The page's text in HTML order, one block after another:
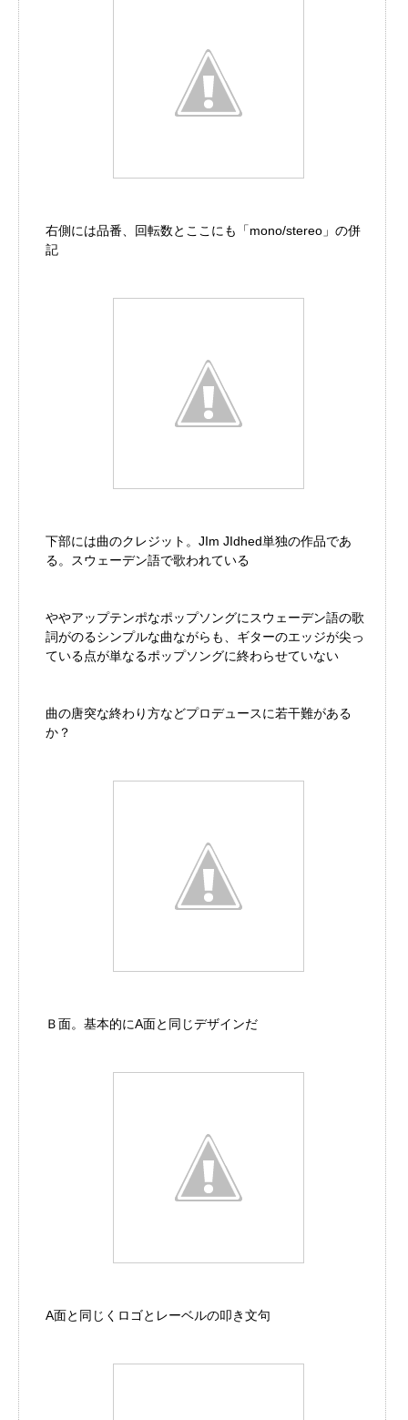
右側には品番、回転数とここにも「mono/stereo」の併
記
下部には曲のクレジット。JIm JIdhed単独の作品であ
る。スウェーデン語で歌われている
ややアップテンポなポップソングにスウェーデン語の歌
詞がのるシンプルな曲ながらも、ギターのエッジが尖っ
ている点が単なるポップソングに終わらせていない
曲の唐突な終わり方などプロデュースに若干難がある
か？
Ｂ面。基本的にA面と同じデザインだ
A面と同じくロゴとレーベルの叩き文句